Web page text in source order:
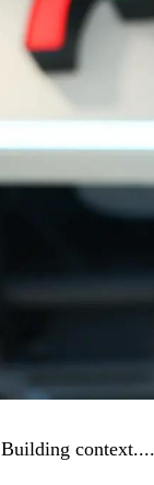
Building context...